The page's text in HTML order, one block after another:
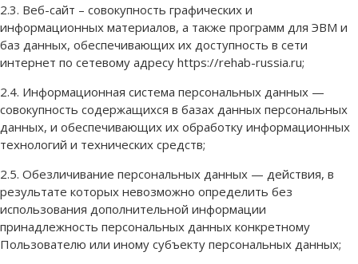
2.3. Веб-сайт – совокупность графических и
информационных материалов, а также программ для ЭВМ и
баз данных, обеспечивающих их доступность в сети
интернет по сетевому адресу https://rehab-russia.ru;
2.4. Информационная система персональных данных —
совокупность содержащихся в базах данных персональных
данных, и обеспечивающих их обработку информационных
технологий и технических средств;
2.5. Обезличивание персональных данных — действия, в
результате которых невозможно определить без
использования дополнительной информации
принадлежность персональных данных конкретному
Пользователю или иному субъекту персональных данных;